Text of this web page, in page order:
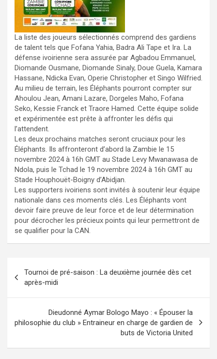
La liste des joueurs sélectionnés comprend des gardiens
de talent tels que Fofana Yahia, Badra Ali Tape et Ira. La
défense ivoirienne sera assurée par Agbadou Emmanuel,
Diomande Ousmane, Diomande Sinaly, Doue Guela, Kamara
Hassane, Ndicka Evan, Operie Christopher et Singo Wilfried.
Au milieu de terrain, les Éléphants pourront compter sur
Ahoulou Jean, Amani Lazare, Dorgeles Maho, Fofana
Seko, Kessie Franck et Traore Hamed. Cette équipe solide
et expérimentée est prête à affronter les défis qui
l’attendent.
Les deux prochains matches seront cruciaux pour les
Éléphants. Ils affronteront d’abord la Zambie le 15
novembre 2024 à 16h GMT au Stade Levy Mwanawasa de
Ndola, puis le Tchad le 19 novembre 2024 à 16h GMT au
Stade Houphouët-Boigny d’Abidjan.
Les supporters ivoiriens sont invités à soutenir leur équipe
nationale dans ces moments clés. Les Éléphants vont
devoir faire preuve de leur force et de leur détermination
pour décrocher les précieux points qui leur permettront de
se qualifier pour la CAN.
de
l’article
Tournoi de pré-saison : La deuxième journée dès cet
après-midi
Dieudonné Aymar Bologo Mayo : « Épouser la
philosophie du club » Entraineur en charge de gardien de
buts de Victoria United